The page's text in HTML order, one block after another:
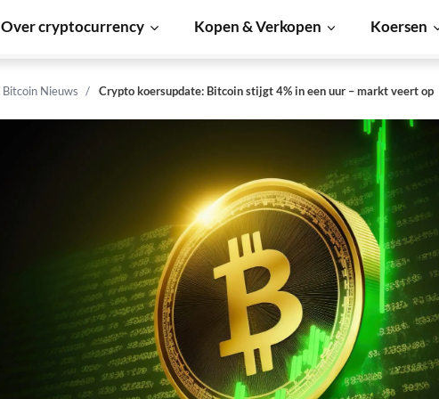
Over cryptocurrency Kopen & Verkopen Koersen
Bitcoin Nieuws Crypto koersupdate: Bitcoin stijgt 4% in een uur – markt veert op